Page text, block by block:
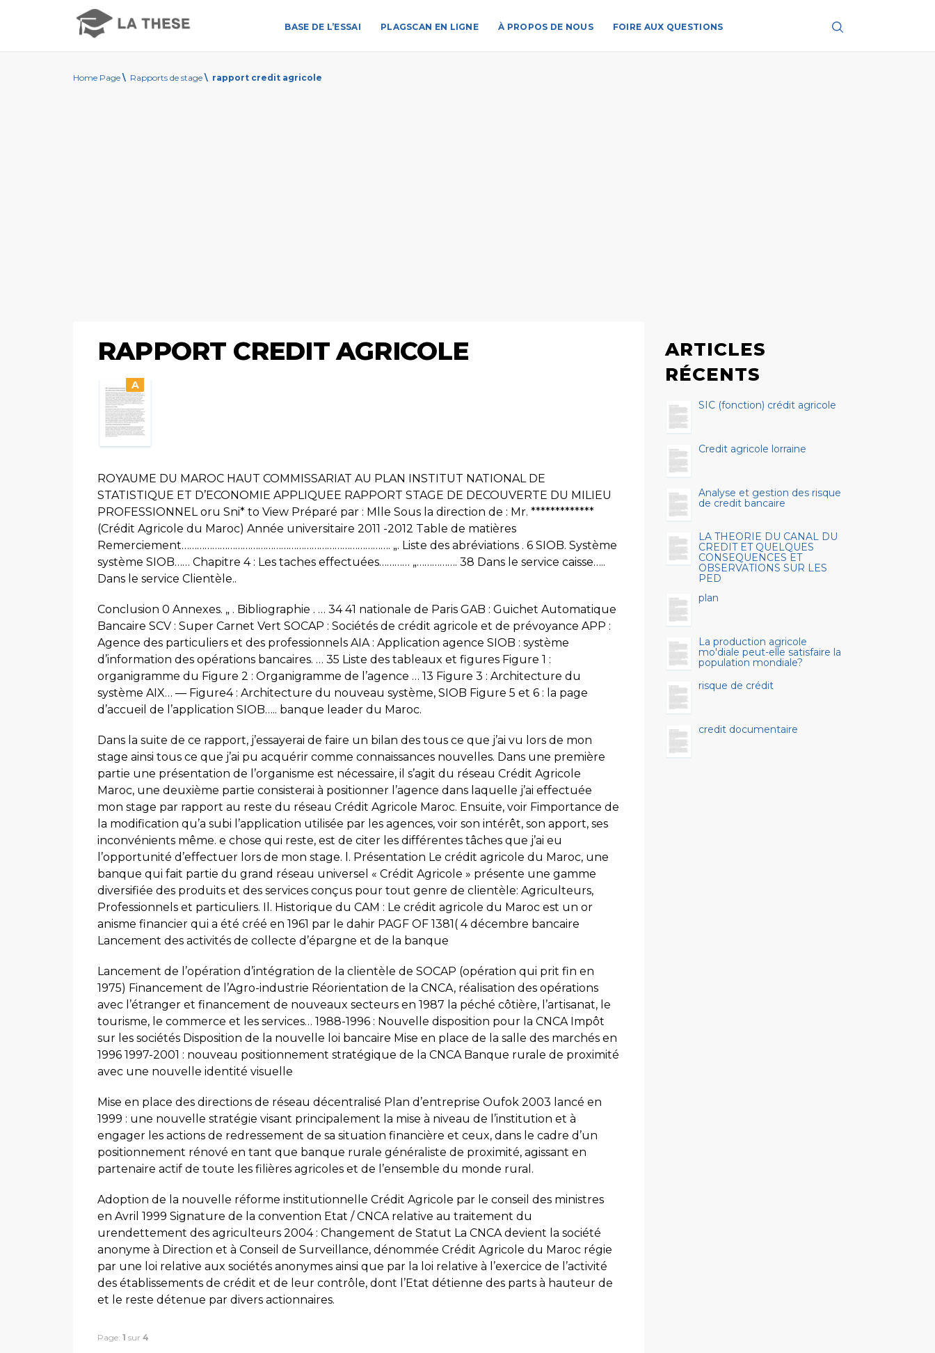
BASE DE L’ESSAI PLAGSCAN EN LIGNE À PROPOS DE NOUS FOIRE AUX QUESTIONS
Home Page \ Rapports de stage \ rapport credit agricole
RAPPORT CREDIT AGRICOLE
A
ROYAUME DU MAROC HAUT COMMISSARIAT AU PLAN INSTITUT NATIONAL DE
STATISTIQUE ET D’ECONOMIE APPLIQUEE RAPPORT STAGE DE DECOUVERTE DU MILIEU
PROFESSIONNEL oru Sni* to View Préparé par : Mlle Sous la direction de : Mr. *************
(Crédit Agricole du Maroc) Année universitaire 2011 -2012 Table de matières
Remerciement………………………………………………………………………. „. Liste des abréviations . 6 SIOB. Système
système SIOB…… Chapitre 4 : Les taches effectuées………… „……………. 38 Dans le service caisse…..
Dans le service Clientèle..
Conclusion 0 Annexes. „ . Bibliographie . … 34 41 nationale de Paris GAB : Guichet Automatique
Bancaire SCV : Super Carnet Vert SOCAP : Sociétés de crédit agricole et de prévoyance APP :
Agence des particuliers et des professionnels AIA : Application agence SIOB : système
d’information des opérations bancaires. … 35 Liste des tableaux et figures Figure 1 :
organigramme du Figure 2 : Organigramme de l’agence … 13 Figure 3 : Architecture du
système AIX… — Figure4 : Architecture du nouveau système, SIOB Figure 5 et 6 : la page
d’accueil de l’application SIOB….. banque leader du Maroc.
Dans la suite de ce rapport, j’essayerai de faire un bilan des tous ce que j’ai vu lors de mon
stage ainsi tous ce que j’ai pu acquérir comme connaissances nouvelles. Dans une première
partie une présentation de l’organisme est nécessaire, il s’agit du réseau Crédit Agricole
Maroc, une deuxième partie consisterai à positionner l’agence dans laquelle j’ai effectuée
mon stage par rapport au reste du réseau Crédit Agricole Maroc. Ensuite, voir Fimportance de
la modification qu’a subi l’application utilisée par les agences, voir son intérêt, son apport, ses
inconvénients même. e chose qui reste, est de citer les différentes tâches que j’ai eu
l’opportunité d’effectuer lors de mon stage. l. Présentation Le crédit agricole du Maroc, une
banque qui fait partie du grand réseau universel « Crédit Agricole » présente une gamme
diversifiée des produits et des services conçus pour tout genre de clientèle: Agriculteurs,
Professionnels et particuliers. Il. Historique du CAM : Le crédit agricole du Maroc est un or
anisme financier qui a été créé en 1961 par le dahir PAGF OF 1381( 4 décembre bancaire
Lancement des activités de collecte d’épargne et de la banque
Lancement de l’opération d’intégration de la clientèle de SOCAP (opération qui prit fin en
1975) Financement de l’Agro-industrie Réorientation de la CNCA, réalisation des opérations
avec l’étranger et financement de nouveaux secteurs en 1987 la péché côtière, l’artisanat, le
tourisme, le commerce et les services… 1988-1996 : Nouvelle disposition pour la CNCA Impôt
sur les sociétés Disposition de la nouvelle loi bancaire Mise en place de la salle des marchés en
1996 1997-2001 : nouveau positionnement stratégique de la CNCA Banque rurale de proximité
avec une nouvelle identité visuelle
Mise en place des directions de réseau décentralisé Plan d’entreprise Oufok 2003 lancé en
1999 : une nouvelle stratégie visant principalement la mise à niveau de l’institution et à
engager les actions de redressement de sa situation financière et ceux, dans le cadre d’un
positionnement rénové en tant que banque rurale généraliste de proximité, agissant en
partenaire actif de toute les filières agricoles et de l’ensemble du monde rural.
Adoption de la nouvelle réforme institutionnelle Crédit Agricole par le conseil des ministres
en Avril 1999 Signature de la convention Etat / CNCA relative au traitement du
urendettement des agriculteurs 2004 : Changement de Statut La CNCA devient la société
anonyme à Direction et à Conseil de Surveillance, dénommée Crédit Agricole du Maroc régie
par une loi relative aux sociétés anonymes ainsi que par la loi relative à l’exercice de l’activité
des établissements de crédit et de leur contrôle, dont l’Etat détienne des parts à hauteur de
et le reste détenue par divers actionnaires.
Page: 1 sur 4
ARTICLES
RÉCENTS
SIC (fonction) crédit agricole
Credit agricole lorraine
Analyse et gestion des risque
de credit bancaire
LA THEORIE DU CANAL DU
CREDIT ET QUELQUES
CONSEQUENCES ET
OBSERVATIONS SUR LES
PED
plan
La production agricole
mo'diale peut-elle satisfaire la
population mondiale?
risque de crédit
credit documentaire